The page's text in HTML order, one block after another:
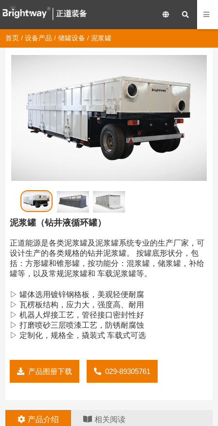
首页 /设备产品 /储罐设备 / 泥浆罐
泥浆罐（钻井液循环罐）
正道能源是各类泥浆罐及泥浆罐系统专业的生产厂家，可
设计生产的各类规格的钻井泥浆罐。 按罐底形状分，包
括：方形罐和锥形罐，按功能分：混浆罐，储浆罐，补给
罐等，以及常规泥浆罐和 车载泥浆罐等。
▷ 罐体选用镀锌钢格板，美观轻便耐腐
▷ 瓦楞板结构，应力大，强度高、耐用
▷ 机器人焊接工艺，管径接口密封性好
▷ 打磨喷砂三层喷漆工艺，防锈耐腐蚀
▷ 定制化，规格全，撬装式 车载式可选
产品图册下载 029-89305761
产品介绍 相关阅读